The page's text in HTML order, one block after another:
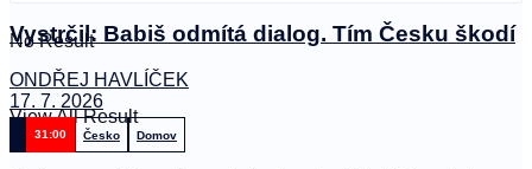
No Result
View All Result
Vystrčil: Babiš odmítá dialog. Tím Česku škodí
ONDŘEJ HAVLÍČEK
17. 7. 2026
31:00 Česko Domov